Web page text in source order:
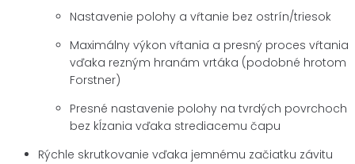
Nastavenie polohy a vŕtanie bez ostrín/triesok
Maximálny výkon vŕtania a presný proces vŕtania
vďaka rezným hranám vrtáka (podobné hrotom
Forstner)
Presné nastavenie polohy na tvrdých povrchoch
bez kĺzania vďaka strediacemu čapu
Rýchle skrutkovanie vďaka jemnému začiatku závitu